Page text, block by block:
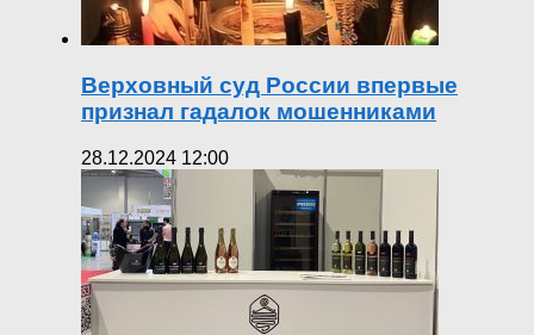
Верховный суд России впервые
признал гадалок мошенниками
28.12.2024 12:00